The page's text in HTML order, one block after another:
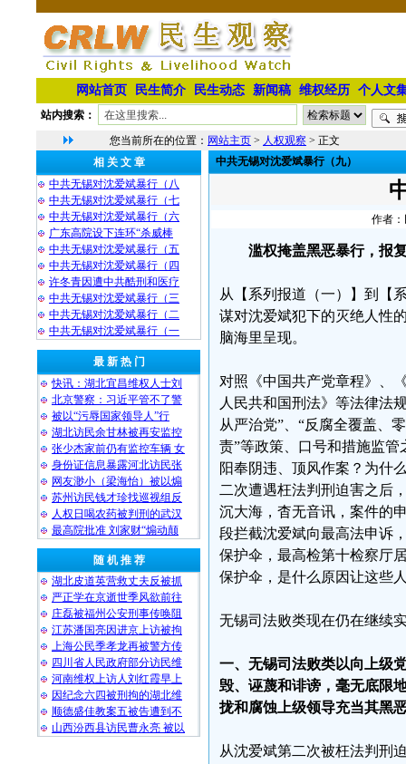
网站首页 民生简介 民生动态 新闻稿 维权经历 个人文
站内搜索：
您当前所在的位置： 网站主页 > 人权观察 > 正文
相 关 文 章
中共无锡对沈爱斌暴行（八
中共无锡对沈爱斌暴行（七
中共无锡对沈爱斌暴行（六
广东高院设下连环“杀威棒
中共无锡对沈爱斌暴行（五
中共无锡对沈爱斌暴行（四
许冬青因遭中共酷刑和医疗
中共无锡对沈爱斌暴行（三
中共无锡对沈爱斌暴行（二
中共无锡对沈爱斌暴行（一
最 新 热 门
快讯：湖北宜昌维权人士刘
北京警察：习近平管不了警
被以“污辱国家领导人”行
湖北访民余甘林被再安监控
张少杰家前仍有监控车辆 女
身份证信息暴露河北访民张
网友渺小（梁海怡）被以煽
苏州访民钱才珍找巡视组反
人权日喝农药被判刑的武汉
最高院批准 刘家财“煽动颠
随 机 推 荐
湖北皮道英营救丈夫反被抓
严正学在京逝世季风欲前往
庄磊被福州公安刑事传唤阻
江苏潘国亮因进京上访被拘
上海公民季孝龙再被警方传
四川省人民政府部分访民维
河南维权上访人刘红霞早上
因纪念六四被刑拘的湖北维
顺德盛佳教案五被告遭到不
山西汾西县访民曹永亮 被以
中共无锡对沈爱斌暴行（九）
作者：
滥权掩盖黑恶暴行，报
从【系列报道（一）】到【
谋对沈爱斌犯下的灭绝人性
脑海里呈现。
对照《中国共产党章程》、
人民共和国刑法》等法律法
从严治党”、“反腐全覆盖、
责”等政策、口号和措施监
阳奉阴违、顶风作案？为什
二次遭遇枉法判刑迫害之后
沉大海，杳无音讯，案件的
段拦截沈爱斌向最高法申诉
保护伞，最高检第十检察厅
保护伞，是什么原因让这些
无锡司法败类现在仍在继续
一、无锡司法败类以向上级
毁、诬蔑和诽谤，毫无底限
拢和腐蚀上级领导充当其黑
从沈爱斌第二次被枉法判刑